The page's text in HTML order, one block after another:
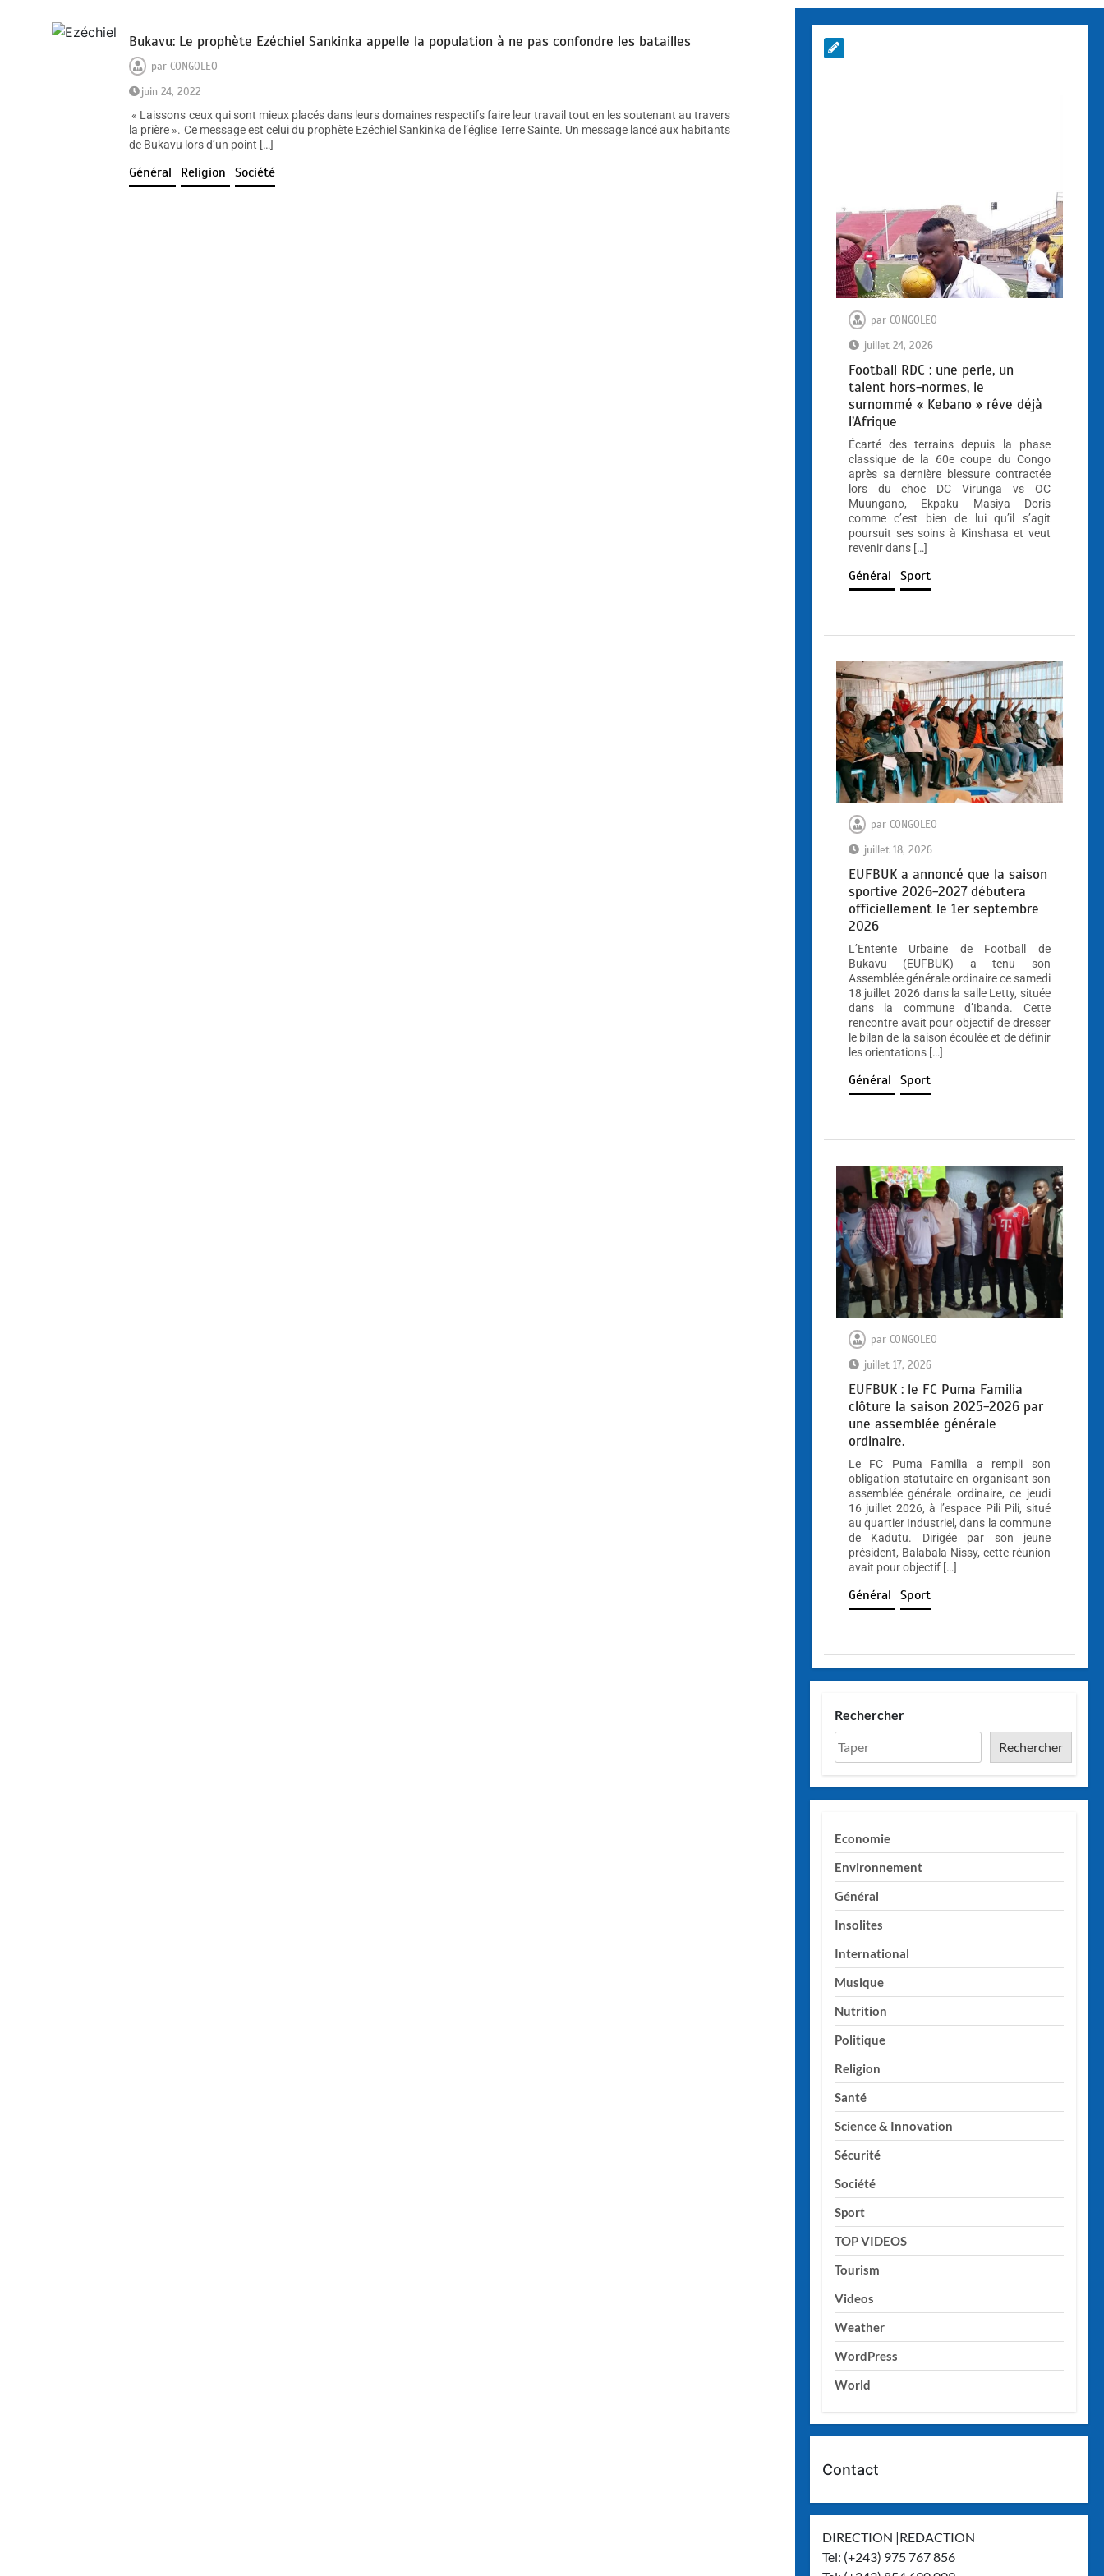
Bukavu: Le prophète Ezéchiel Sankinka appelle la population à ne pas confondre les batailles
parCONGOLEO
juin 24, 2022
« Laissons ceux qui sont mieux placés dans leurs domaines respectifs faire leur travail tout en les soutenant au travers
la prière ». Ce message est celui du prophète Ezéchiel Sankinka de l’église Terre Sainte. Un message lancé aux habitants
de Bukavu lors d’un point […]
Général Religion Société
par CONGOLEO
juillet 24, 2026
Football RDC : une perle, un
talent hors-normes, le
surnommé « Kebano » rêve déjà
l’Afrique
Écarté des terrains depuis la phase
classique de la 60e coupe du Congo
après sa dernière blessure contractée
lors du choc DC Virunga vs OC
Muungano, Ekpaku Masiya Doris
comme c’est bien de lui qu’il s’agit
poursuit ses soins à Kinshasa et veut
revenir dans […]
Général Sport
par CONGOLEO
juillet 18, 2026
EUFBUK a annoncé que la saison
sportive 2026-2027 débutera
officiellement le 1er septembre
2026
L’Entente Urbaine de Football de
Bukavu (EUFBUK) a tenu son
Assemblée générale ordinaire ce samedi
18 juillet 2026 dans la salle Letty, située
dans la commune d’Ibanda. Cette
rencontre avait pour objectif de dresser
le bilan de la saison écoulée et de définir
les orientations […]
Général Sport
par CONGOLEO
juillet 17, 2026
EUFBUK : le FC Puma Familia
clôture la saison 2025-2026 par
une assemblée générale
ordinaire.
Le FC Puma Familia a rempli son
obligation statutaire en organisant son
assemblée générale ordinaire, ce jeudi
16 juillet 2026, à l’espace Pili Pili, situé
au quartier Industriel, dans la commune
de Kadutu. Dirigée par son jeune
président, Balabala Nissy, cette réunion
avait pour objectif […]
Général Sport
Rechercher
Rechercher
Economie
Environnement
Général
Insolites
International
Musique
Nutrition
Politique
Religion
Santé
Science & Innovation
Sécurité
Société
Sport
TOP VIDEOS
Tourism
Videos
Weather
WordPress
World
Contact
DIRECTION |REDACTION
Tel: (+243) 975 767 856